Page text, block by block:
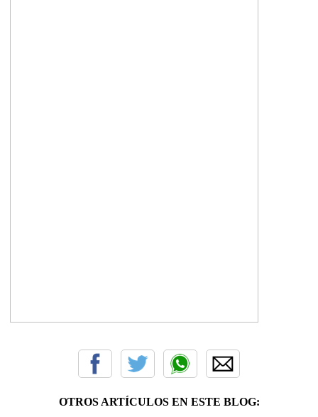
OTROS ARTÍCULOS EN ESTE BLOG: